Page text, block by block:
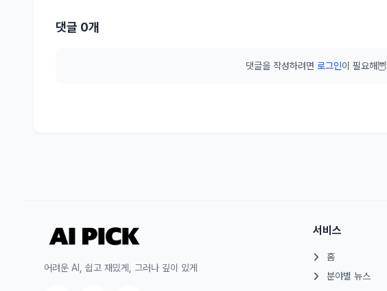
댓글 0개
댓글을 작성하려면 로그인이 필요해🦉
어려운 AI, 쉽고 재밌게, 그러나 깊이 있게
서비스
홈
분야별 뉴스